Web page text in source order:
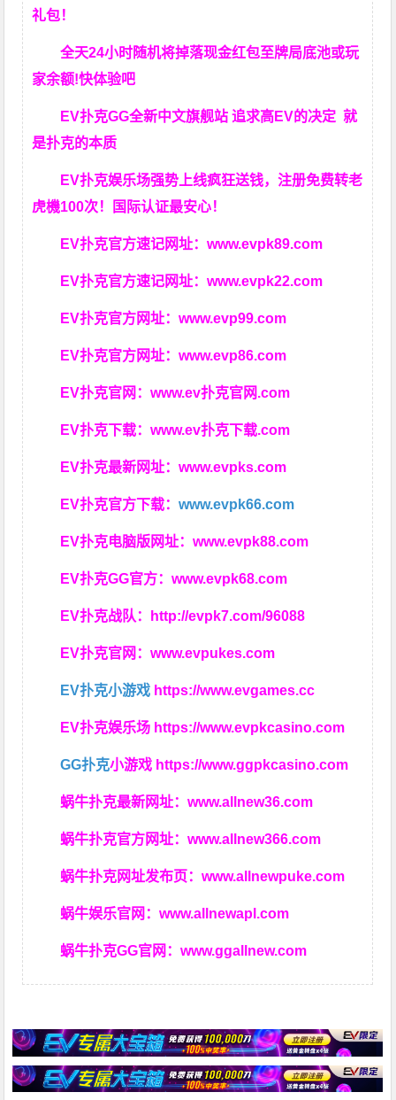
礼包！
全天24小时随机将掉落现金红包至牌局底池或玩
家余额!快体验吧
EV扑克GG全新中文旗舰站 追求高EV的决定就
是扑克的本质
EV扑克娱乐场强势上线疯狂送钱，注册免费转老
虎機100次！国际认证最安心！
EV扑克官方速记网址：www.evpk89.com
EV扑克官方速记网址：www.evpk22.com
EV扑克官方网址：www.evp99.com
EV扑克官方网址：www.evp86.com
EV扑克官网：www.ev扑克官网.com
EV扑克下载：www.ev扑克下载.com
EV扑克最新网址：www.evpks.com
EV扑克官方下载：www.evpk66.com
EV扑克电脑版网址：www.evpk88.com
EV扑克GG官方：www.evpk68.com
EV扑克战队： http://evpk7.com/96088
EV扑克官网：www.evpukes.com
EV扑克小游戏 https://www.evgames.cc
EV扑克娱乐场 https://www.evpkcasino.com
GG扑克小游戏 https://www.ggpkcasino.com
蜗牛扑克最新网址：www.allnew36.com
蜗牛扑克官方网址：www.allnew366.com
蜗牛扑克网址发布页：www.allnewpuke.com
蜗牛娱乐官网：www.allnewapl.com
蜗牛扑克GG官网：www.ggallnew.com